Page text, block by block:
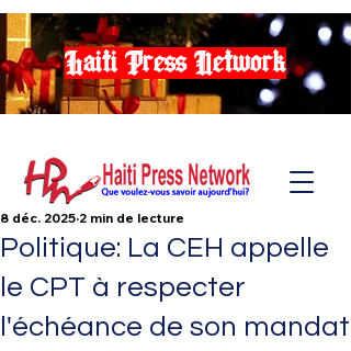
Haiti Press Network
Politique: La CEH appelle
le CPT à respecter
l'échéance de son mandat
8 déc. 2025 2 min de lecture